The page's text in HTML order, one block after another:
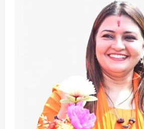
2
National
मानसून सत्र का
पर फिर सियासी
August 10, 2026